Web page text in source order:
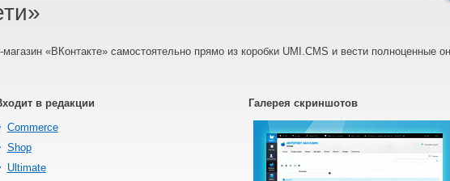
«ВКонтакте» самостоятельно прямо из коробки UMI.CMS и вести полноценные
в редакции
Commerce
Shop
Ultimate
Галерея скриншотов